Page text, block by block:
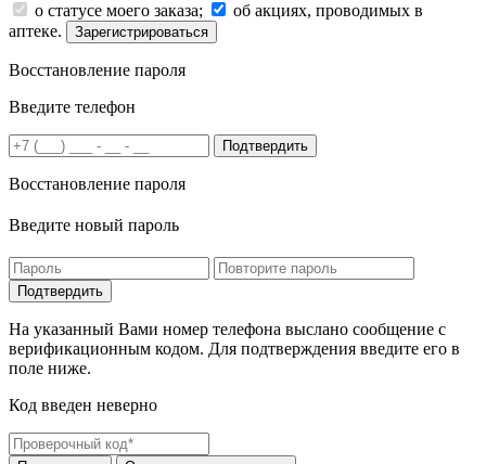
о статусе моего заказа;
об акциях, проводимых в
аптеке.
Зарегистрироваться
Восстановление пароля
Введите телефон
Подтвердить
Восстановление пароля
Введите новый пароль
На указанный Вами номер телефона выслано сообщение с
верификационным кодом. Для подтверждения введите его в
поле ниже.
Код введен неверно